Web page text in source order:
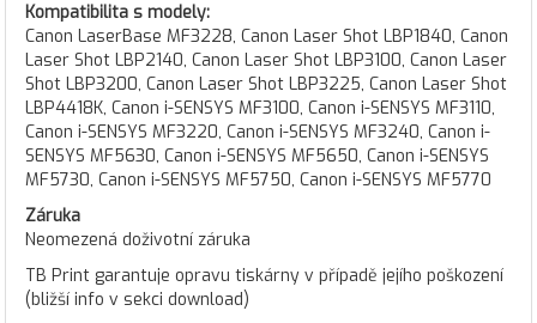
Kompatibilita s modely:
Canon LaserBase MF3228, Canon Laser Shot LBP1840, Canon
Laser Shot LBP2140, Canon Laser Shot LBP3100, Canon Laser
Shot LBP3200, Canon Laser Shot LBP3225, Canon Laser Shot
LBP4418K, Canon i-SENSYS MF3100, Canon i-SENSYS MF3110,
Canon i-SENSYS MF3220, Canon i-SENSYS MF3240, Canon i-
SENSYS MF5630, Canon i-SENSYS MF5650, Canon i-SENSYS
MF5730, Canon i-SENSYS MF5750, Canon i-SENSYS MF5770
Záruka
Neomezená doživotní záruka
TB Print garantuje opravu tiskárny v případě jejího poškození
(bližší info v sekci download)